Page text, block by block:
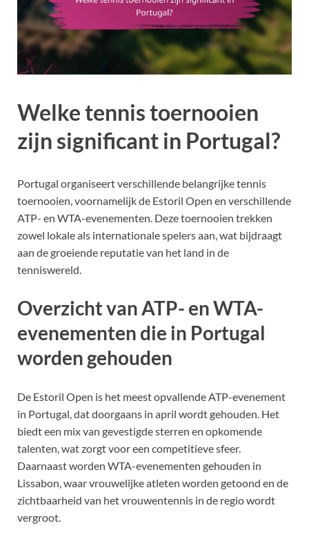
Welke tennis toernooien
zijn significant in Portugal?
Portugal organiseert verschillende belangrijke tennis
toernooien, voornamelijk de Estoril Open en verschillende
ATP- en WTA-evenementen. Deze toernooien trekken
zowel lokale als internationale spelers aan, wat bijdraagt
aan de groeiende reputatie van het land in de
tenniswereld.
Overzicht van ATP- en WTA-
evenementen die in Portugal
worden gehouden
De Estoril Open is het meest opvallende ATP-evenement
in Portugal, dat doorgaans in april wordt gehouden. Het
biedt een mix van gevestigde sterren en opkomende
talenten, wat zorgt voor een competitieve sfeer.
Daarnaast worden WTA-evenementen gehouden in
Lissabon, waar vrouwelijke atleten worden getoond en de
zichtbaarheid van het vrouwentennis in de regio wordt
vergroot.